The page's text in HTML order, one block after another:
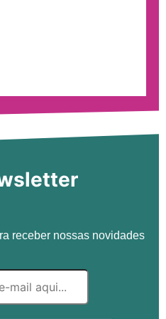
receber nossas novidades